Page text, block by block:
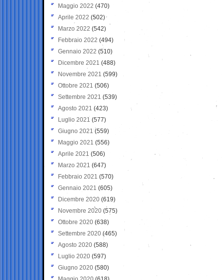
Maggio 2022 (470)
Aprile 2022 (502)
Marzo 2022 (542)
Febbraio 2022 (494)
Gennaio 2022 (510)
Dicembre 2021 (488)
Novembre 2021 (599)
Ottobre 2021 (506)
Settembre 2021 (539)
Agosto 2021 (423)
Luglio 2021 (577)
Giugno 2021(559)
Maggio 2021 (556)
Aprile 2021 (506)
Marzo 2021 (647)
Febbraio 2021 (570)
Gennaio 2021 (605)
Dicembre 2020 (619)
Novembre 2020 (575)
Ottobre 2020 (638)
Settembre 2020(465)
Agosto 2020 (588)
Luglio 2020 (597)
Giugno 2020 (580)